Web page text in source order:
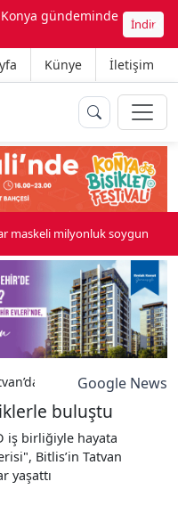
gündeminde
İndir
Künye İletişim
maskeli milyonluk soygun
miniklerle buluştu
Google News
buluştu
iş birliğiyle hayata
Bitlis’in Tatvan
yaşattı